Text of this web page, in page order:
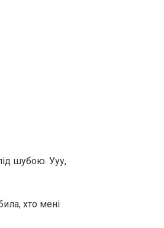
шубою. Ууу,
хто мені